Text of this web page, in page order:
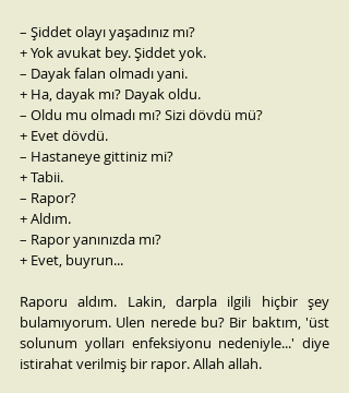
– Şiddet olayı yaşadınız mı?
+ Yok avukat bey. Şiddet yok.
– Dayak falan olmadı yani.
+ Ha, dayak mı? Dayak oldu.
– Oldu mu olmadı mı? Sizi dövdü mü?
+ Evet dövdü.
– Hastaneye gittiniz mi?
+ Tabii.
– Rapor?
+ Aldım.
– Rapor yanınızda mı?
+ Evet, buyrun...
Raporu aldım. Lakin, darpla ilgili hiçbir şey
bulamıyorum. Ulen nerede bu? Bir baktım, 'üst
solunum yolları enfeksiyonu nedeniyle...' diye
istirahat verilmiş bir rapor. Allah allah.